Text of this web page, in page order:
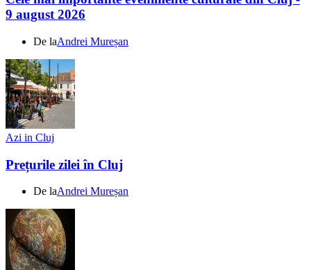
9 august 2026
De laAndrei Mureșan
Azi in Cluj
Prețurile zilei în Cluj
De laAndrei Mureșan